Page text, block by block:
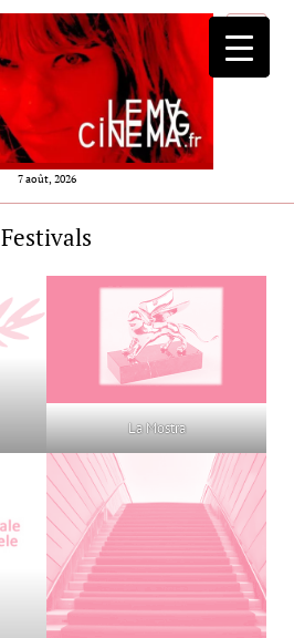
7 août, 2026
menu
Festivals
La Mostra